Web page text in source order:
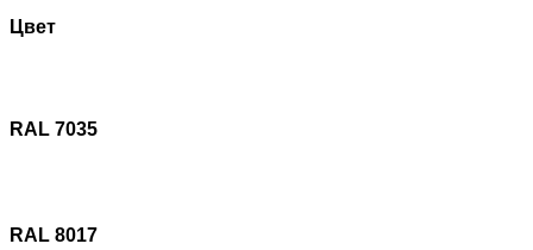
Цвет
RAL 7035
RAL 8017